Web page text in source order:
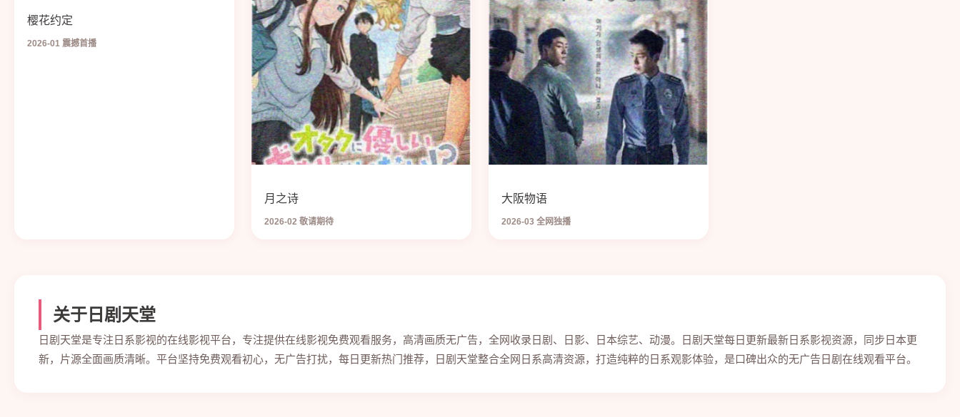
樱花约定
2026-01 震撼首播
月之诗
2026-02 敬请期待
大阪物语
2026-03 全网独播
关于日剧天堂
日剧天堂是专注日系影视的在线影视平台，专注提供在线影视免费观看服务，高清画质无广告，全网收录日剧、日影、日本综艺、动漫。日剧天堂每日更新最新日系影视资源，同步日本更
新，片源全面画质清晰。平台坚持免费观看初心，无广告打扰，每日更新热门推荐，日剧天堂整合全网日系高清资源，打造纯粹的日系观影体验，是口碑出众的无广告日剧在线观看平台。